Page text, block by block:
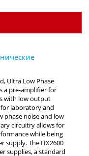
Ultra Low Phase
a pre-amplifier for
with low output
laboratory and
phase noise and low
circuitry allows for
while being
supply. The HX2600
supplies, a standard